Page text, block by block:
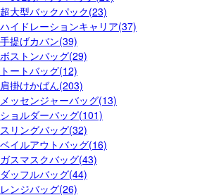
超大型バックパック(23)
ハイドレーションキャリア(37)
手提げカバン(39)
ボストンバッグ(29)
トートバッグ(12)
肩掛けかばん(203)
メッセンジャーバッグ(13)
ショルダーバッグ(101)
スリングバッグ(32)
ベイルアウトバッグ(16)
ガスマスクバッグ(43)
ダッフルバッグ(44)
レンジバッグ(26)